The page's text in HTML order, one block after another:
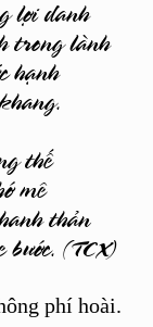
lợi danh
trong lành
hạnh
thế
mê
thản
(TCX)
phí hoài.